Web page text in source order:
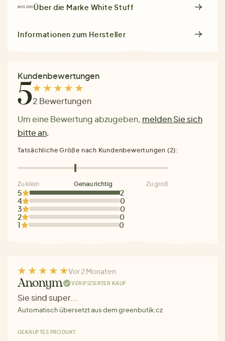
Über die Marke White Stuff
Informationen zum Hersteller
Kundenbewertungen
52 Bewertungen
Um eine Bewertung abzugeben, melden Sie sich
bitte an.
5
2
4
0
3
0
2
0
1
0
Tatsächliche Größe nach Kundenbewertungen (2):
Zu klein Genau richtig Zu groß
Vor 2 Monaten
Anonym VERIFIZIERTER KAUF
Sie sind super...
Automatisch übersetzt aus dem greenbutik.cz
GEKAUFTES PRODUKT